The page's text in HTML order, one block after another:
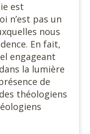
est
n’est pas un
nous
En fait,
engageant
la lumière
de
théologiens